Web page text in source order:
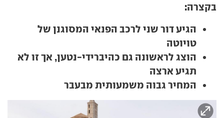
בקצרה:
הגיע דור שני לרכב הפנאי המסוגנן של
טויוטה
הוצג לראשונה גם כהיברידי-נטען, אך זו לא
תגיע ארצה
המחיר גבוה משמעותית מבעבר